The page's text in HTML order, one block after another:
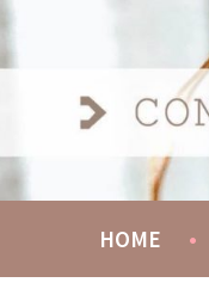
HOME